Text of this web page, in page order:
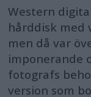
Western
hårddisk med
men då var
imponerande
fotografs
version som